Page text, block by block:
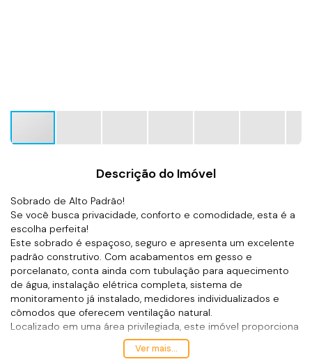
Descrição do Imóvel
Sobrado de Alto Padrão!
Se você busca privacidade, conforto e comodidade, esta é a
escolha perfeita!
Este sobrado é espaçoso, seguro e apresenta um excelente
padrão construtivo. Com acabamentos em gesso e
porcelanato, conta ainda com tubulação para aquecimento
de água, instalação elétrica completa, sistema de
monitoramento já instalado, medidores individualizados e
cômodos que oferecem ventilação natural.
Localizado em uma área privilegiada, este imóvel proporciona
fácil acesso ao comércio local e está a apenas 200 metros
Ver mais...